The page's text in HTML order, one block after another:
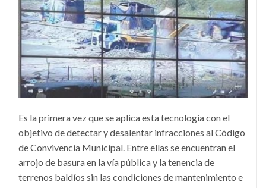
Es la primera vez que se aplica esta tecnología con el
objetivo de detectar y desalentar infracciones al Código
de Convivencia Municipal. Entre ellas se encuentran el
arrojo de basura en la vía pública y la tenencia de
terrenos baldíos sin las condiciones de mantenimiento e